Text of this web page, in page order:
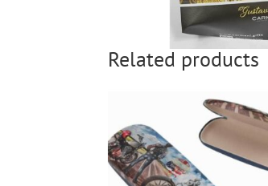
Related products